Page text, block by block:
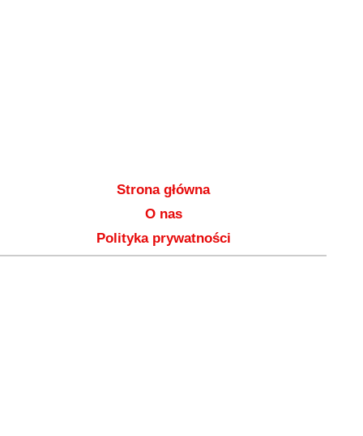
Strona główna
O nas
Polityka prywatności